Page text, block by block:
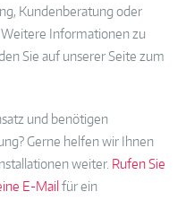
Kundenberatung oder
Informationen zu
Sie auf unserer Seite zum
und benötigen
Gerne helfen wir Ihnen
weiter. Rufen Sie
E-Mailfür ein